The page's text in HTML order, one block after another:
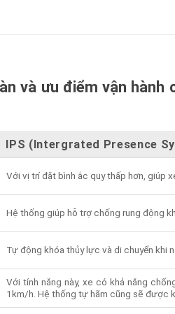
và ưu điểm vận hành
IPS (Intergrated Presence
Với vị trí đặt bình ắc quy thấp hơn, giúp
Hệ thống giúp hỗ trợ chống rung động
Tự động khóa thủy lực và di chuyển khi
Với tính năng này, xe có khả năng
1km/h. Hệ thống tự hãm cũng sẽ được